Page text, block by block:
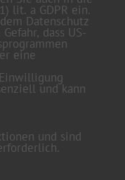
lit. a GDPR ein.
Datenschutz
dass US-
eine
und kann
und sind